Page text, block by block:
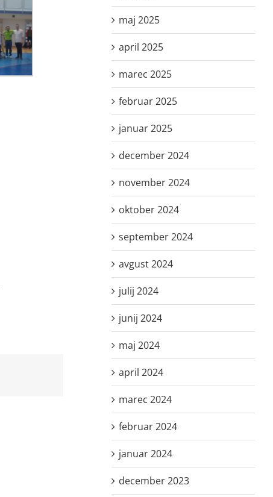
maj 2025
april 2025
marec 2025
februar 2025
januar 2025
december 2024
november 2024
oktober 2024
september 2024
avgust 2024
julij 2024
junij 2024
maj 2024
april 2024
marec 2024
februar 2024
januar 2024
december 2023